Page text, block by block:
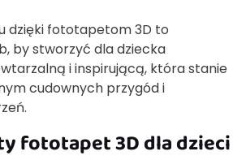
dzięki fototapetom 3D to
by stworzyć dla dziecka
i inspirującą, która stanie
cudownych przygód i
fototapet 3D dla dzieci